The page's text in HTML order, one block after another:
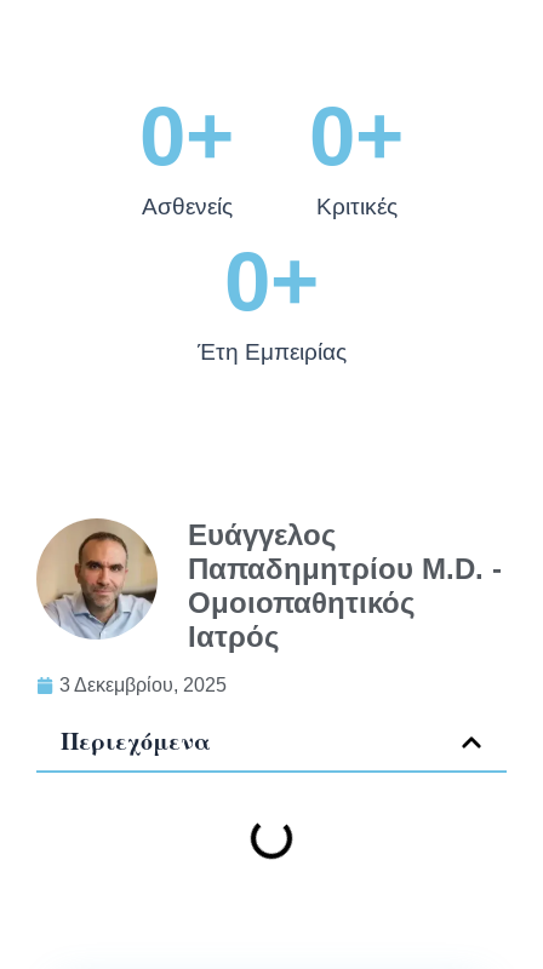
Ασθενείς
0+
Κριτικές
0+
Έτη Εμπειρίας
0+
Ευάγγελος
Παπαδημητρίου M.D. -
Ομοιοπαθητικός
Ιατρός
3 Δεκεμβρίου, 2025
Περιεχόμενα